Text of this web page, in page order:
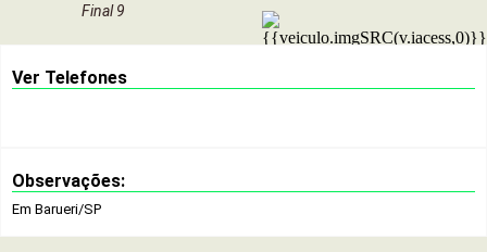
Final 9
Ver Telefones
Observações:
Em Barueri/SP